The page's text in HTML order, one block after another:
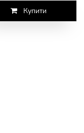
Купити